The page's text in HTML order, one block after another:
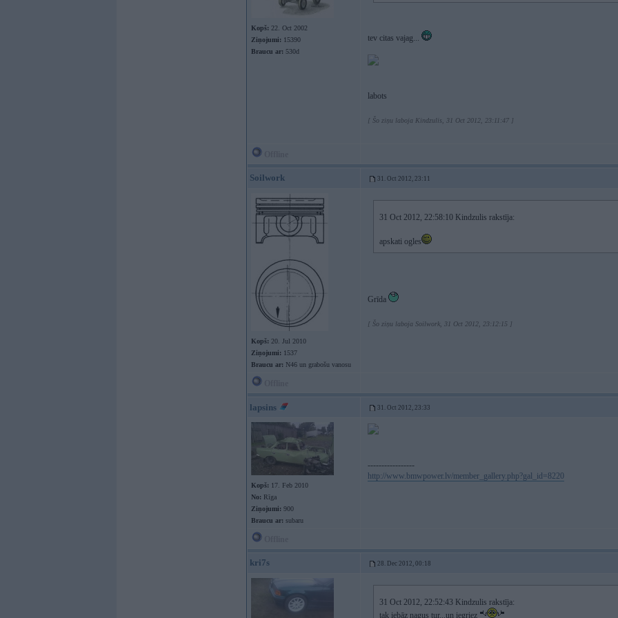
Kopš: 22. Oct 2002
Ziņojumi: 15390
Braucu ar: 530d
tev citas vajag...
labots
[ Šo ziņu laboja Kindzulis, 31 Oct 2012, 23:11:47 ]
Soilwork 31. Oct 2012, 23:11
Kopš: 20. Jul 2010
Ziņojumi: 1537
Braucu ar: N46 un grabošu vanosu
31 Oct 2012, 22:58:10 Kindzulis rakstīja:
apskati ogles
Grīda
[ Šo ziņu laboja Soilwork, 31 Oct 2012, 23:12:15 ]
lapsins 31. Oct 2012, 23:33
Kopš: 17. Feb 2010
No: Rīga
Ziņojumi: 900
Braucu ar: subaru
-----------------
http://www.bmwpower.lv/member_gallery.php?gal_id=8220
kri7s 28. Dec 2012, 00:18
31 Oct 2012, 22:52:43 Kindzulis rakstīja:
tak iebāz nagus tur...un iegriez